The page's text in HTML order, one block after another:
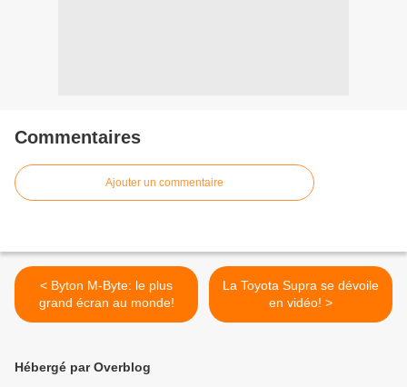
Commentaires
Ajouter un commentaire
< Byton M-Byte: le plus
grand écran au monde!
La Toyota Supra se dévoile
en vidéo! >
Hébergé par Overblog